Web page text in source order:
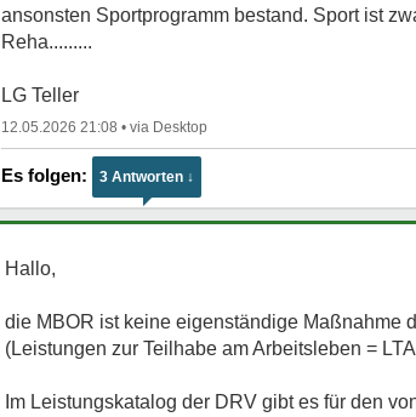
ansonsten Sportprogramm bestand. Sport ist
Reha.........
LG Teller
12.05.2026 21:08 •
3 Antworten ↓
Hallo,
die MBOR ist keine eigenständige Maßnahme
(Leistungen zur Teilhabe am Arbeitsleben =
Im Leistungskatalog der DRV gibt es für den